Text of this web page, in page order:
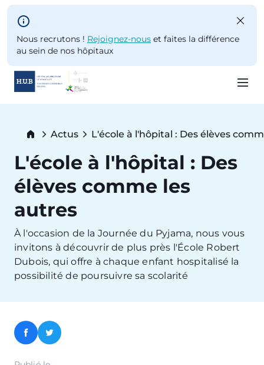
Skip to main content
Nous recrutons ! Rejoignez-nous et faites la différence
au sein de nos hôpitaux
content
Breadcrumb
Actus L'école à l'hôpital : Des élèves
L'école à l'hôpital : Des
élèves comme les
autres
À l'occasion de la Journée du Pyjama, nous vous
invitons à découvrir de plus près l'École Robert
Dubois, qui offre à chaque enfant hospitalisé la
possibilité de poursuivre sa scolarité
Facebook
Twitter